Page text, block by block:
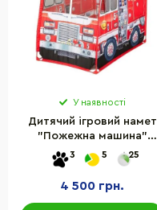
У наявності
Дитячий ігровий намет
"Пожежна машина"
Melissa&Doug MD32102
3 5 25
4 500 грн.